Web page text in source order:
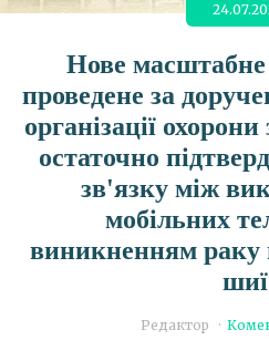
Нове масштабне
проведене за
організації
остаточно
зв'язку між
мобільних
виникненням раку
Редактор